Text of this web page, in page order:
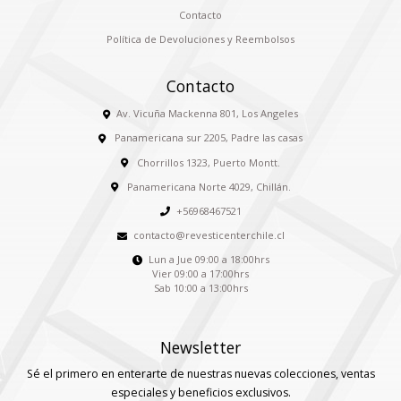
Contacto
Política de Devoluciones y Reembolsos
Contacto
Av. Vicuña Mackenna 801, Los Angeles
Panamericana sur 2205, Padre las casas
Chorrillos 1323, Puerto Montt.
Panamericana Norte 4029, Chillán.
+56968467521
contacto@revesticenterchile.cl
Lun a Jue 09:00 a 18:00hrs
Vier 09:00 a 17:00hrs
Sab 10:00 a 13:00hrs
Newsletter
Sé el primero en enterarte de nuestras nuevas colecciones, ventas
especiales y beneficios exclusivos.